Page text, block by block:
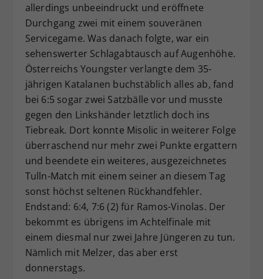
allerdings unbeeindruckt und eröffnete
Durchgang zwei mit einem souveränen
Servicegame. Was danach folgte, war ein
sehenswerter Schlagabtausch auf Augenhöhe.
Österreichs Youngster verlangte dem 35-
jährigen Katalanen buchstäblich alles ab, fand
bei 6:5 sogar zwei Satzbälle vor und musste
gegen den Linkshänder letztlich doch ins
Tiebreak. Dort konnte Misolic in weiterer Folge
überraschend nur mehr zwei Punkte ergattern
und beendete ein weiteres, ausgezeichnetes
Tulln-Match mit einem seiner an diesem Tag
sonst höchst seltenen Rückhandfehler.
Endstand: 6:4, 7:6 (2) für Ramos-Vinolas. Der
bekommt es übrigens im Achtelfinale mit
einem diesmal nur zwei Jahre Jüngeren zu tun.
Nämlich mit Melzer, das aber erst
donnerstags.